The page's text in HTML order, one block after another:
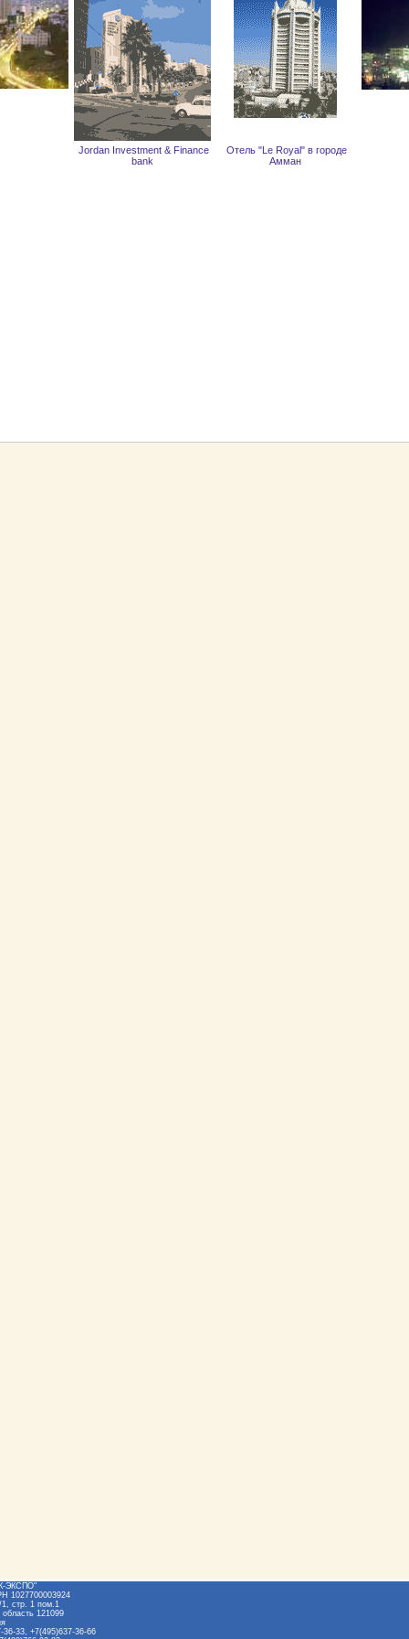
Jordan Investment & Finance
bank
Отель "Le Royal" в городе
Амман
ЭКСПО"
1027700003924
1, стр. 1 пом.1
121099
36-33, +7(495)637-36-66